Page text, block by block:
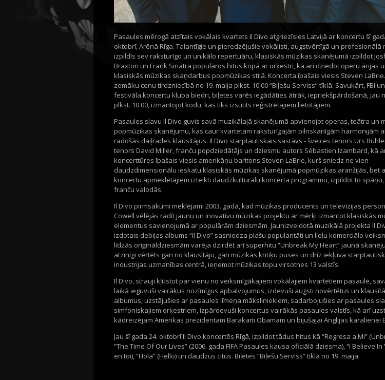
Pasaules mērogā atzītais vokālais kvartets Il Divo atgriezīsies Latvijā ar koncertu šī
oktobrī, Arēnā Rīga. Talantīgie un pieredzējušie vokālisti, augstvērtīgā un profesionālā
izpildīs sev raksturīgo un unikālo repertuāru, klasiskās mūzikas skanējumā izpildot
Braxton un Frank Sinatra populāros hitus kopā ar orķestri, kā arī dziedot operu ārijas
klasiskās mūzikas skaņdarbus popmūzikas stilā. Koncerta īpašais viesis Steven
zemāku cenu tirdzniecībā no 19. maija plkst. 10.00 “Biļešu Serviss” tīklā. Savukārt, FBI
festivāla koncertu kluba biedri, biļetes varēs iegādāties ātrāk, iepriekšpārdošanā, jau
plkst. 10.00, izmantojot kodu, kas tiks izsūtīts reģistrētajiem lietotājiem.
Pasaules slavu Il Divo guvis savā muzikālajā skanējumā apvienojot operas, teātra un
popmūzikas skanējumu, kas caur kvartetam raksturīgajām pilnskanīgām harmonijām
radošās daiļrades klausītājus. Il Divo starptautiskais sastāvs - šveices tenors Urs
tenors David Miller, franču popdziedātājs un dziesmu autors Sébastien Izambard, kā
koncerttūres īpašais viesis amerikāņu baritons Steven LaBrie, kurš sniedz ne vien
daudzdimensionālu ieskatu klasiskās mūzikas skanējumā popmūzikas aranžijās, bet
koncertu apmeklētājiem izteikti daudzkulturālu koncerta programmu, izpildot to
franču valodās.
Il Divo pirmsākumi meklējami 2003. gadā, kad mūzikas producents un televīzijas
Cowell vēlējās radīt jaunu un inovatīvu mūzikas projektu ar mērķi izmantot klasiskās
elementus savienojumā ar populārām dziesmām. Jaunizveidotā muzikālā projekta Il
izdotais debijas albums “Il Divo” sasniedza plašu popularitāti un lielu komerciālo
līdzās oriģināldziesmām varēja dzirdēt arī superhitu “Unbreak My Heart” jaunā
atzinīgi vērtēts gan no klausītāju, gan mūzikas kritiķu puses un drīz iekļuva
industrijas uzmanības centrā, ieņemot mūzikas topu virsotnes 13 valstīs.
Il Divo, strauji kļūstot par vienu no veiksmīgākajiem vokālajiem kvartetiem pasaulē,
laikā ieguvuši vairākus nozīmīgus apbalvojumus, izdevuši augsti novērtētus un
albumus, uzstājušies ar pasaules līmeņa māksliniekiem, sadarbojušies ar pasaules
simfoniskajiem orķestriem, izpārdevuši koncertus vairākās pasaules valstīs, kā arī
kādreizējam Amerikas prezidentam Barakam Obamam un bijušajai Anglijas karalienei
Jau šī gada 24. oktobrī Il Divo koncertēs Rīgā, izpildot tādus hitus kā “Regresa a Mi”
“The Time Of Our Lives” (2006. gada FIFA Pasaules kausa oficiālā dziesma), “I Believe In
en toi), “Hola” (Hello) un daudzus citus. Biļetes “Biļešu Serviss” tīklā no 19. maija.